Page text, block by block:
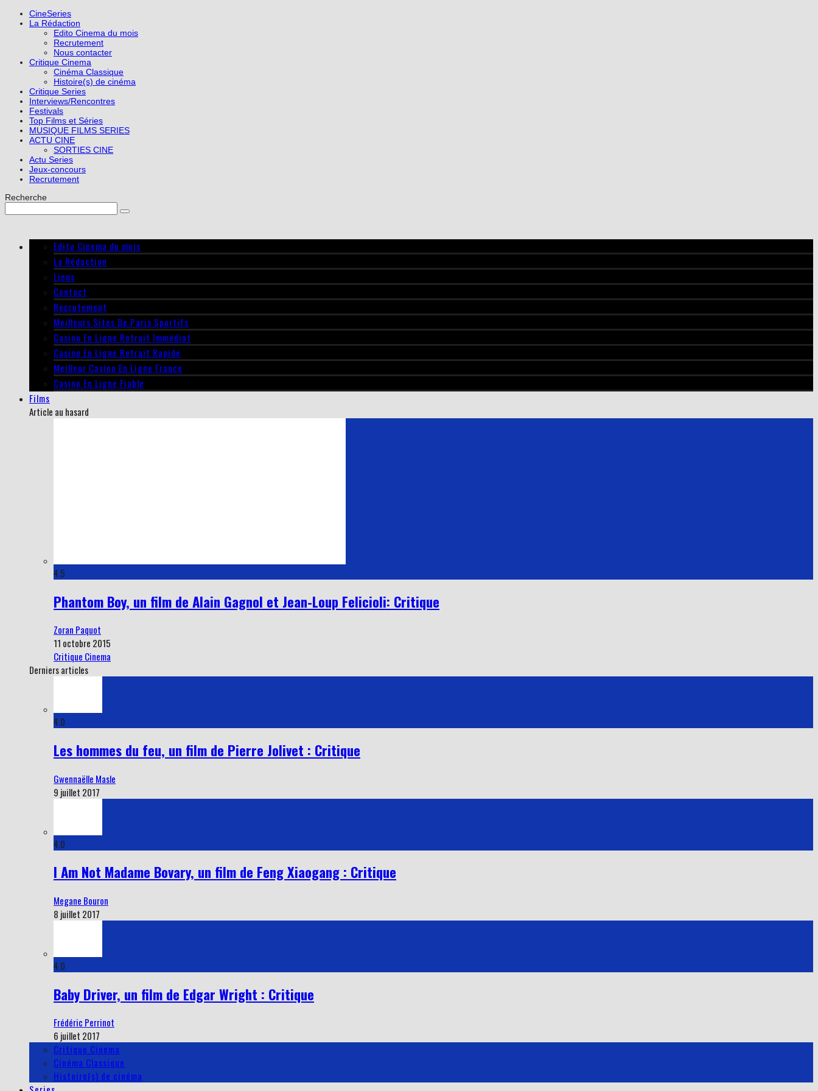
CineSeries
La Rédaction
Edito Cinema du mois
Recrutement
Nous contacter
Critique Cinema
Cinéma Classique
Histoire(s) de cinéma
Critique Series
Interviews/Rencontres
Festivals
Top Films et Séries
MUSIQUE FILMS SERIES
ACTU CINE
SORTIES CINE
Actu Series
Jeux-concours
Recrutement
Recherche
Edito Cinema du mois
La Rédaction
Liens
Contact
Recrutement
Meilleurs Sites De Paris Sportifs
Casino En Ligne Retrait Immédiat
Casino En Ligne Retrait Rapide
Meilleur Casino En Ligne France
Casino En Ligne Fiable
Films
Article au hasard
4.5
Phantom Boy, un film de Alain Gagnol et Jean-Loup Felicioli: Critique
Zoran Paquot
11 octobre 2015
Critique Cinema
Derniers articles
4.0
Les hommes du feu, un film de Pierre Jolivet : Critique
Gwennaëlle Masle
9 juillet 2017
4.0
I Am Not Madame Bovary, un film de Feng Xiaogang : Critique
Megane Bouron
8 juillet 2017
4.0
Baby Driver, un film de Edgar Wright : Critique
Frédéric Perrinot
6 juillet 2017
Critique Cinema
Cinéma Classique
Histoire(s) de cinéma